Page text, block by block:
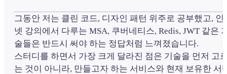
그동안 저는 클린 코드, 디자인 패턴 위주로 공부했고, 인
넷 강의에서 다루는 MSA, 쿠버네티스, Redis, JWT 같은
술들은 반드시 써야 하는 정답처럼 느껴졌습니다.
스터디를 하면서 가장 크게 달라진 점은 기술을 먼저 고
는 것이 아니라, 만들고자 하는 서비스와 현재 보유한 서